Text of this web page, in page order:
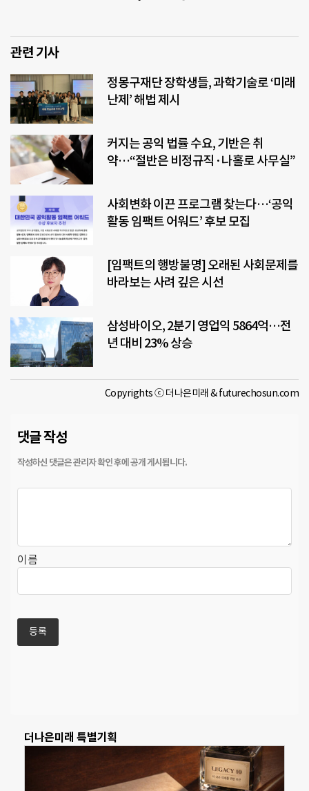
관련 기사
정몽구재단 장학생들, 과학기술로 ‘미래
난제’ 해법 제시
커지는 공익 법률 수요, 기반은 취
약…“절반은 비정규직·나홀로 사무실”
사회변화 이끈 프로그램 찾는다…‘공익
활동 임팩트 어워드’ 후보 모집
[임팩트의 행방불명] 오래된 사회문제를
바라보는 사려 깊은 시선
삼성바이오, 2분기 영업익 5864억…전
년 대비 23% 상승
Copyrights ⓒ 더나은미래 & futurechosun.com
댓글 작성
이름
더나은미래 특별기획